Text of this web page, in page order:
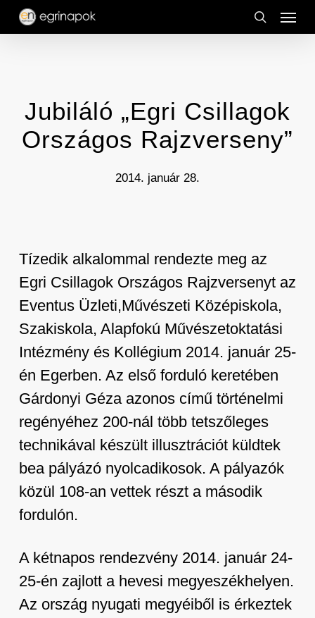
Skip
search
Menu
Jubiláló „Egri Csillagok
Országos Rajzverseny”
2014. január 28.
Tízedik alkalommal rendezte meg az
Egri Csillagok Országos Rajzversenyt az
Eventus Üzleti,Művészeti Középiskola,
Szakiskola, Alapfokú Művészetoktatási
Intézmény és Kollégium 2014. január 25-
én Egerben. Az első forduló keretében
Gárdonyi Géza azonos című történelmi
regényéhez 200-nál több tetszőleges
technikával készült illusztrációt küldtek
bea pályázó nyolcadikosok. A pályazók
közül 108-an vettek részt a második
fordulón.
A kétnapos rendezvény 2014. január 24-
25-én zajlott a hevesi megyeszékhelyen.
Az ország nyugati megyéiből is érkeztek